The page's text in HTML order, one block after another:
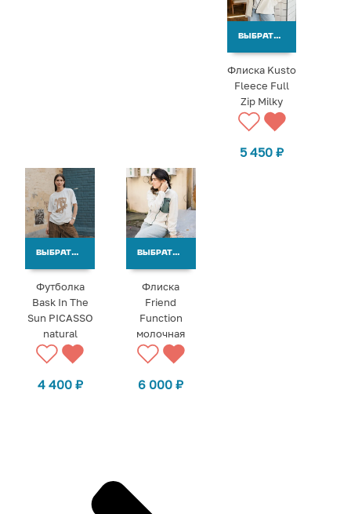
ВЫБРАТЬ ВАРИАНТЫ
Флиска Kusto
Fleece Full
Zip Milky
5 450₽
ВЫБРАТЬ ВАРИАНТЫ
Футболка
Bask In The
Sun PICASSO
natural
4 400 ₽
ВЫБРАТЬ ВАРИАНТЫ
Флиска
Friend
Function
молочная
6 000₽